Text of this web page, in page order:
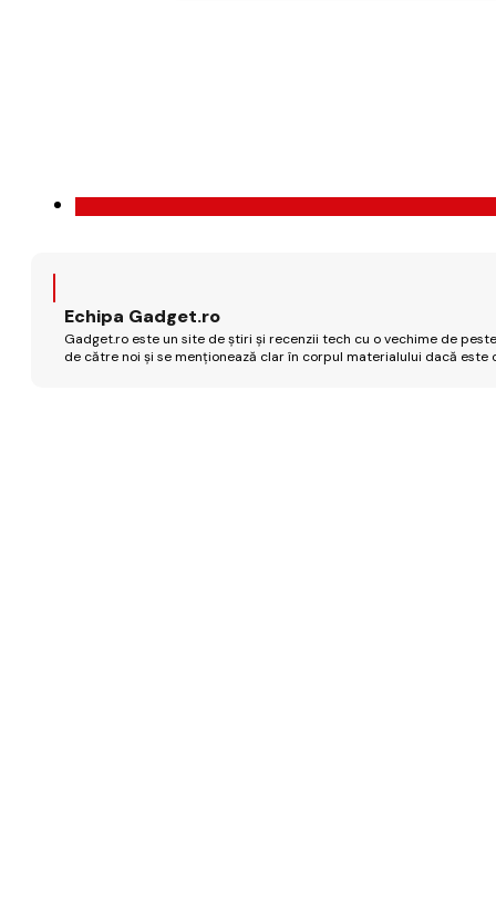
Echipa Gadget.ro
Gadget.ro este un site de știri și recenzii tech cu o vechime de
de către noi și se menționează clar în corpul materialului dacă este